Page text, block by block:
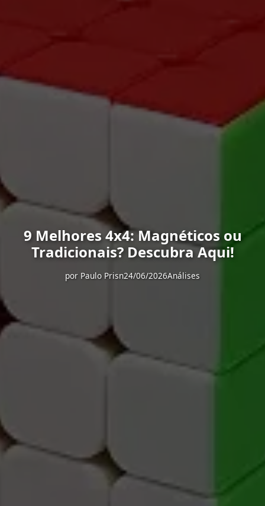
9 Melhores 4x4: Magnéticos ou
Tradicionais? Descubra Aqui!
por Paulo Prisn24/06/2026Análises